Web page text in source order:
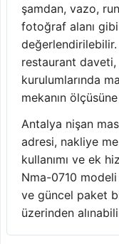
şamdan, vazo,
fotoğraf alanı
değerlendirilebilir.
restaurant
kurulumlarında
mekanın
Antalya nişan
adresi, nakliye
kullanımı ve ek
Nma-0710
ve güncel paket
üzerinden